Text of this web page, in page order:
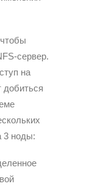
сервер.
на
добиться
3 ноды: